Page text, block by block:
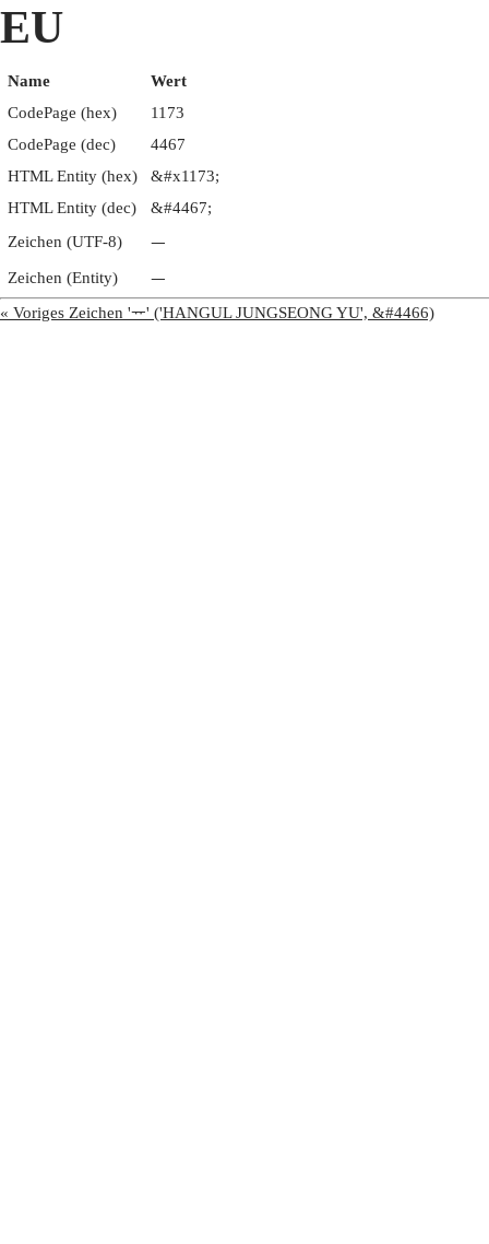
EU
Name
Wert
CodePage (hex)
1173
CodePage (dec)
4467
HTML Entity (hex)
&#x1173;
HTML Entity (dec)
&#4467;
Zeichen (UTF-8)
ᅳ
Zeichen (Entity)
ᅳ
« Voriges Zeichen 'ᅲ' ('HANGUL JUNGSEONG YU', &#4466)